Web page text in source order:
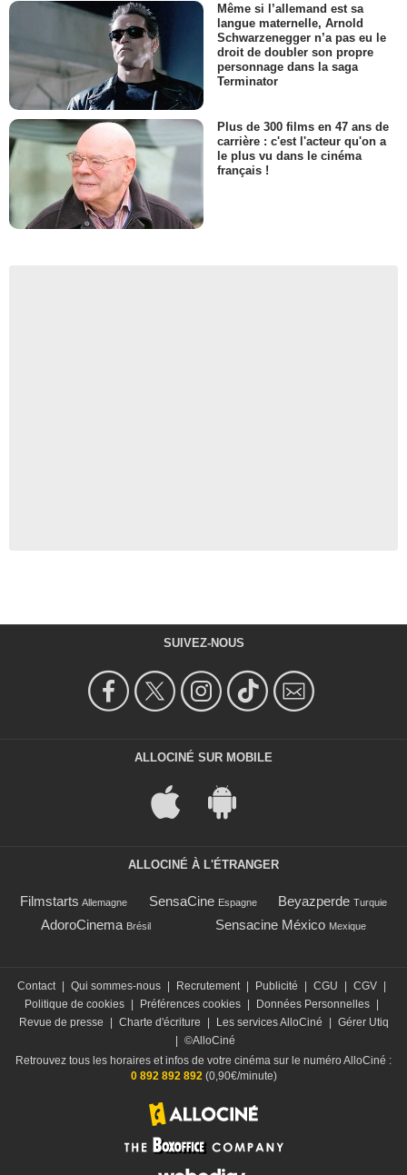
Même si l’allemand est sa
langue maternelle, Arnold
Schwarzenegger n’a pas eu le
droit de doubler son propre
personnage dans la saga
Terminator
Plus de 300 films en 47 ans de
carrière : c'est l'acteur qu'on a
le plus vu dans le cinéma
français !
SUIVEZ-NOUS
ALLOCINÉ SUR MOBILE
ALLOCINÉ À L'ÉTRANGER
Filmstarts Allemagne SensaCine Espagne Beyazperde Turquie
AdoroCinema Brésil Sensacine México Mexique
Contact | Qui sommes-nous | Recrutement | Publicité | CGU | CGV |
Politique de cookies | Préférences cookies | Données Personnelles |
Revue de presse
| Charte d'écriture | Les services AlloCiné | Gérer Utiq
| ©AlloCiné
Retrouvez tous les horaires et infos de votre cinéma sur le numéro AlloCiné :
0 892 892 892 (0,90€/minute)